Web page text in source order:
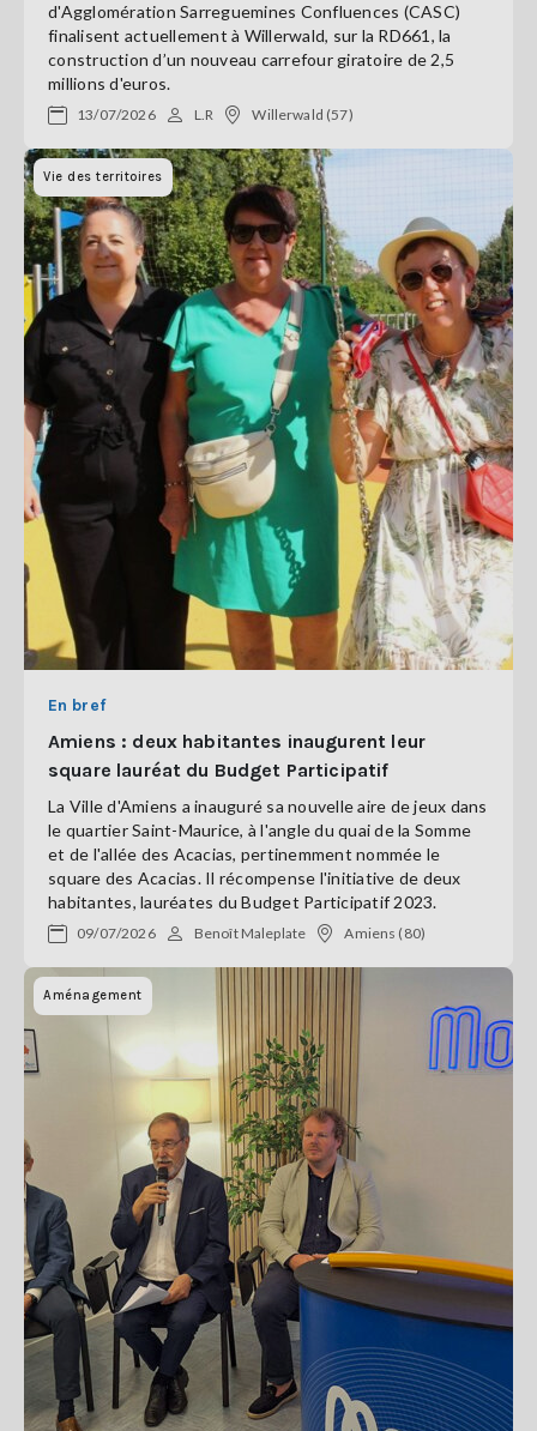
d'Agglomération Sarreguemines Confluences (CASC)
finalisent actuellement à Willerwald, sur la RD661, la
construction d’un nouveau carrefour giratoire de 2,5
millions d'euros.
13/07/2026 L.R Willerwald (57)
Vie des territoires
En bref
Amiens : deux habitantes inaugurent leur
square lauréat du Budget Participatif
La Ville d'Amiens a inauguré sa nouvelle aire de jeux dans
le quartier Saint-Maurice, à l'angle du quai de la Somme
et de l'allée des Acacias, pertinemment nommée le
square des Acacias. Il récompense l'initiative de deux
habitantes, lauréates du Budget Participatif 2023.
09/07/2026 Benoît Maleplate Amiens (80)
Aménagement